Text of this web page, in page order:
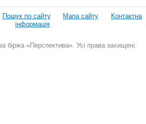
Пошук по сайту Мапа сайту
Контактна
інформація
біржа «Перспектива». Усі права захищені.